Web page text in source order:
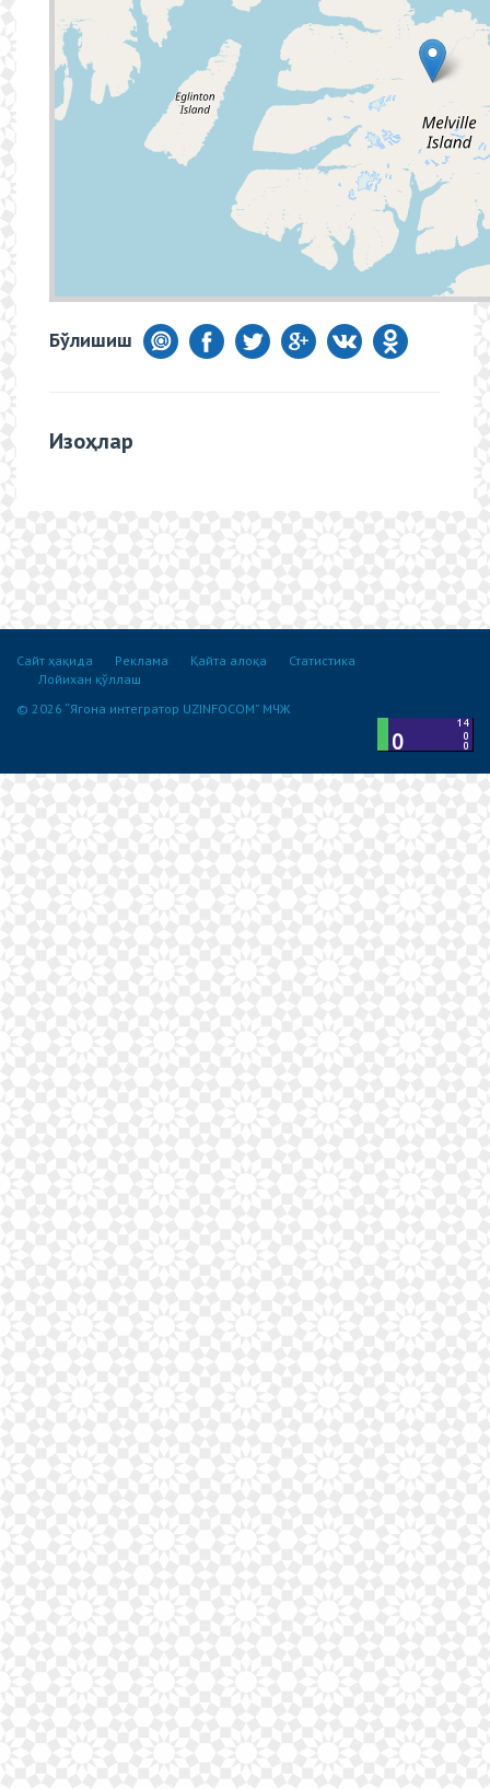
Бўлишиш
Изоҳлар
Сайт ҳақида Реклама Қайта алоқа
Статистика
Лойихан қўллаш
© 2026 “Ягона интегратор UZINFOCOM” МЧЖ